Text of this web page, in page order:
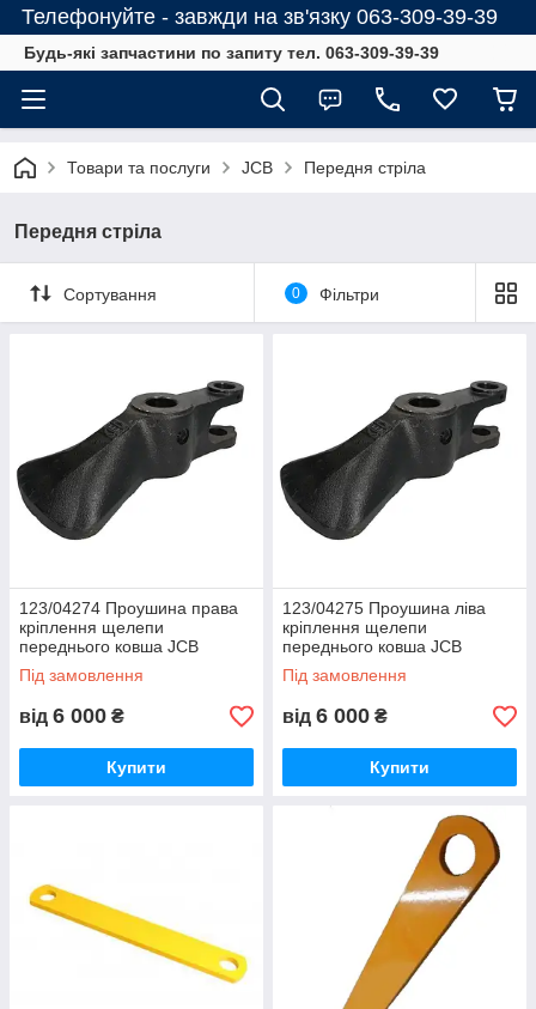
Телефонуйте - завжди на зв'язку 063-309-39-39
Будь-які запчастини по запиту тел. 063-309-39-39
Товари та послуги JCB Передня стріла
Передня стріла
Сортування 0 Фільтри
123/04274 Проушина права
кріплення щелепи
переднього ковша JCB
Під замовлення
від 6 000 ₴
Купити
123/04275 Проушина ліва
кріплення щелепи
переднього ковша JCB
Під замовлення
від 6 000 ₴
Купити